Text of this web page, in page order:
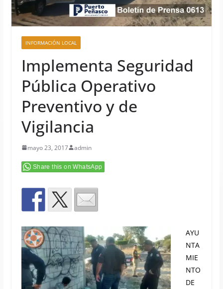
INFORMACIÓN LOCAL
Implementa Seguridad
Pública Operativo
Preventivo y de
Vigilancia
mayo 23, 2017 admin
Share this on WhatsApp
AYU
NTA
MIE
NTO
DE